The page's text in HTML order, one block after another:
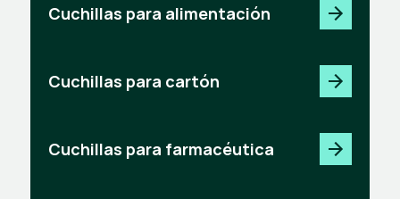
Cuchillas para alimentación
Cuchillas para cartón
Cuchillas para farmacéutica